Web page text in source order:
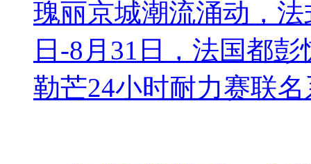
瑰丽京城潮流涌动，
日-8月31日，法国都
勒芒24小时耐力赛联